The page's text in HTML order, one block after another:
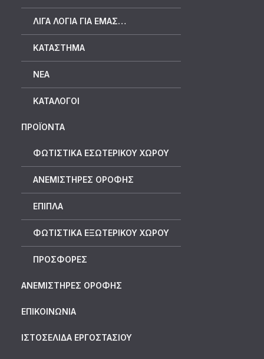
ΛΊΓΑ ΛΌΓΙΑ ΓΙΑ ΕΜΆΣ…
ΚΑΤΆΣΤΗΜΑ
ΝΈΑ
ΚΑΤΆΛΟΓΟΙ
ΠΡΟΪΟΝΤΑ
ΦΩΤΙΣΤΙΚΑ ΕΣΩΤΕΡΙΚΟΥ ΧΩΡΟΥ
ΑΝΕΜΙΣΤΗΡΕΣ ΟΡΟΦΗΣ
ΕΠΙΠΛΑ
ΦΩΤΙΣΤΙΚΑ ΕΞΩΤΕΡΙΚΟΥ ΧΩΡΟΥ
ΠΡΟΣΦΟΡΕΣ
ΑΝΕΜΙΣΤΗΡΕΣ ΟΡΟΦΗΣ
ΕΠΙΚΟΙΝΩΝΙΑ
ΙΣΤΟΣΕΛΙΔΑ ΕΡΓΟΣΤΑΣΙΟΥ